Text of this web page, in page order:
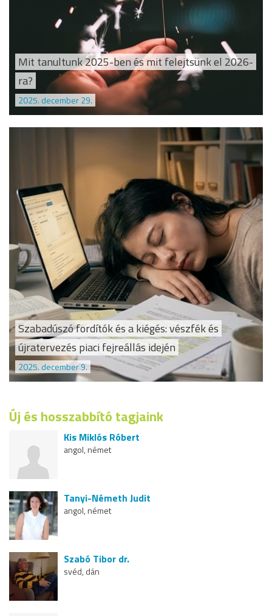
Mit tanultunk 2025-ben és mit felejtsünk el 2026-
ra?
2025. december 29.
Szabadúszó fordítók és a kiégés: vészfék és
újratervezés piaci fejreállás idején
2025. december 9.
Új és hosszabbító tagjaink
Kis Miklós Róbert
angol, német
Tanyi-Németh Judit
angol, német
Szabó Tibor dr.
svéd, dán